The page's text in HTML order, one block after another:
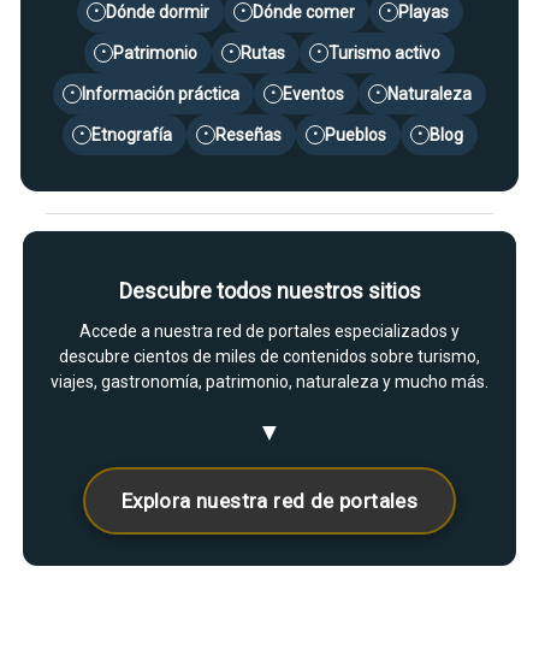
• Dónde dormir • Dónde comer • Playas
• Patrimonio • Rutas • Turismo activo
• Información práctica • Eventos • Naturaleza
• Etnografía • Reseñas • Pueblos • Blog
Descubre todos nuestros sitios
Accede a nuestra red de portales especializados y
descubre cientos de miles de contenidos sobre turismo,
viajes, gastronomía, patrimonio, naturaleza y mucho más.
▼
Explora nuestra red de portales